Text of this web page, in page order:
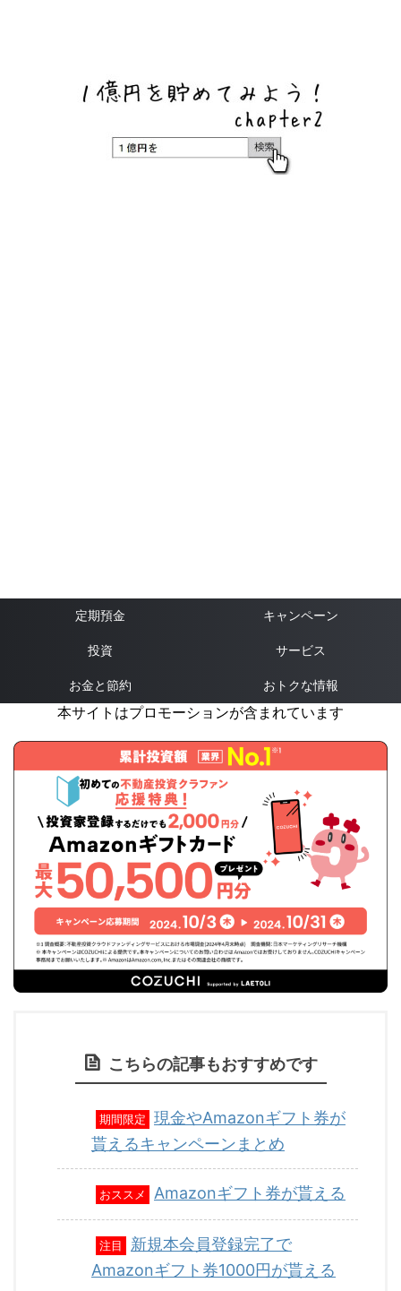
定期預金 キャンペーン
投資 サービス
お金と節約 おトクな情報
本サイトはプロモーションが含まれています
こちらの記事もおすすめです
期間限定
現金やAmazonギフト券が
貰えるキャンペーンまとめ
おススメ Amazonギフト券が貰える
注目
新規本会員登録完了で
Amazonギフト券1000円が貰える